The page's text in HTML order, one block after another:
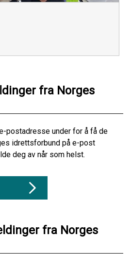
fra Norges
postadresse under for å få de
idrettsforbund på e-post
deg av når som helst.
fra Norges